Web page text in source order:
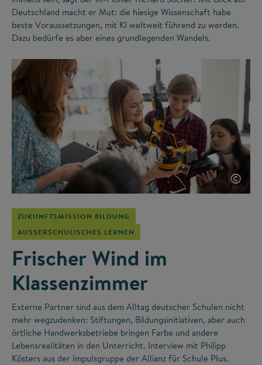
Deutschland macht er Mut: die hiesige Wissenschaft habe
beste Voraussetzungen, mit KI weltweit führend zu werden.
Dazu bedürfe es aber eines grundlegenden Wandels.
©
ZUKUNFTSMISSION BILDUNG
AUSSERSCHULISCHES LERNEN
Frischer Wind im
Klassenzimmer
Externe Partner sind aus dem Alltag deutscher Schulen nicht
mehr wegzudenken: Stiftungen, Bildungsinitiativen, aber auch
örtliche Handwerksbetriebe bringen Farbe und andere
Lebensrealitäten in den Unterricht. Interview mit Philipp
Kösters aus der Impulsgruppe der Allianz für Schule Plus.